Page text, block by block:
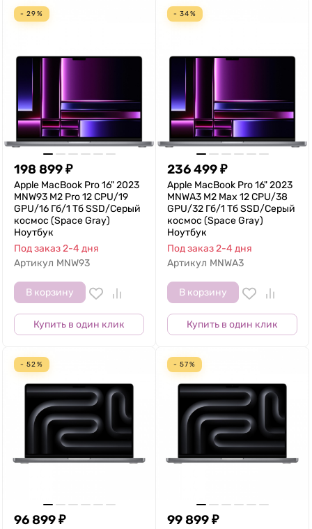
- 29%
198 899₽
Apple MacBook Pro 16" 2023
MNW93 M2 Pro 12 CPU/19
GPU/16 Гб/1 Тб SSD/Серый
космос (Space Gray)
Ноутбук
Под заказ 2-4 дня
Артикул MNW93
В корзину
Купить в один клик
- 34%
236 499₽
Apple MacBook Pro 16" 2023
MNWA3 M2 Max 12 CPU/38
GPU/32 Гб/1 Тб SSD/Серый
космос (Space Gray)
Ноутбук
Под заказ 2-4 дня
Артикул MNWA3
В корзину
Купить в один клик
- 52%
96 899₽
- 57%
99 899₽